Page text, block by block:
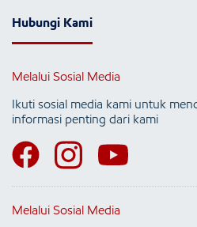
Hubungi Kami
Melalui Sosial Media
Ikuti sosial media kami untuk
informasi penting dari kami
Melalui Sosial Media